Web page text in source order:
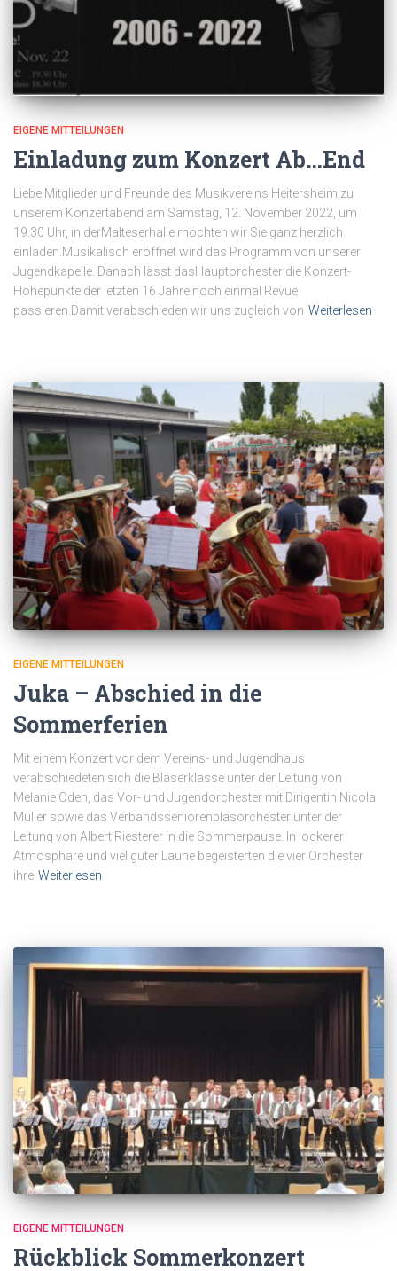
EIGENE MITTEILUNGEN
Einladung zum Konzert Ab…End
Liebe Mitglieder und Freunde des Musikvereins Heitersheim,zu
unserem Konzertabend am Samstag, 12. November 2022, um
19.30 Uhr, in derMalteserhalle möchten wir Sie ganz herzlich
einladen.Musikalisch eröffnet wird das Programm von unserer
Jugendkapelle. Danach lässt dasHauptorchester die Konzert-
Höhepunkte der letzten 16 Jahre noch einmal Revue
passieren.Damit verabschieden wir uns zugleich von Weiterlesen
EIGENE MITTEILUNGEN
Juka – Abschied in die
Sommerferien
Mit einem Konzert vor dem Vereins- und Jugendhaus
verabschiedeten sich die Bläserklasse unter der Leitung von
Melanie Oden, das Vor- und Jugendorchester mit Dirigentin Nicola
Müller sowie das Verbandsseniorenblasorchester unter der
Leitung von Albert Riesterer in die Sommerpause. In lockerer
Atmosphäre und viel guter Laune begeisterten die vier Orchester
ihre Weiterlesen
EIGENE MITTEILUNGEN
Rückblick Sommerkonzert